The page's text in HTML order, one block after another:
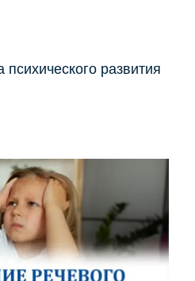
психического развития